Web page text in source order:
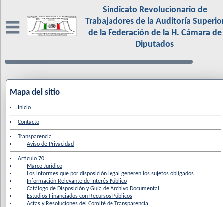
Sindicato Revolucionario de
Trabajadores de la Auditoría
de la Federación de la H. Cámara de
Diputados
Mapa del sitio
Inicio
Contacto
Transparencia
Aviso de Privacidad
Articulo 70
Marco Jurídico
Los informes que por disposición legal generen los sujetos obligados
Información Relevante de Interés Público
Catálogo de Disposición y Guía de Archivo Documental
Estudios Financiados con Recursos Públicos
Actas y Resoluciones del Comité de Transparencia